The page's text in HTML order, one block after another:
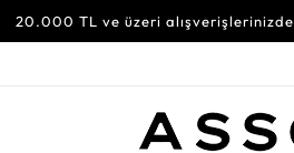
20.000 TL ve üzeri alışverişlerinizde